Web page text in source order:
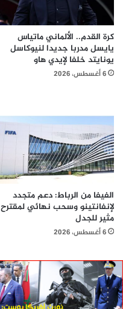
كرة القدم.. الألماني ماتياس
يايسل مدربا جديدا لنيوكاسل
يونايتد خلفا لإيدي هاو
6 أغسطس، 2026
الفيفا من الرباط: دعم متجدد
لإنفانتينو وسحب نهائي لمقترح
مثير للجدل
6 أغسطس، 2026